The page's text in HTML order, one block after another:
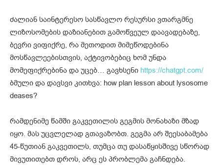
ძალიან საინტერესო სასწავლო რესურსი ვთარგმნე
ლიზოსომების დაზიანებით გამოწვეულ დაავადებაზე,
ბევრი ვიფიქრე, რა მეთოდით მიმეწოდებინა
მოსწავლეებისთვის, აქტივობებიც ხომ უნდა
მომეფიქრებინა და უცებ… გავხსენი https://chatgpt.com/
ბმული და დავსვი კითხვა: how plan lesson about lysosome
deases?
რამდენიმე წამში გაკვეთილის გეგმის მონახაზი მზად
იყო. მას უცვლელად გთავაზობთ. გეგმა არ შეესაბამება
45-წუთიან გაკვეთილს, თუმცა თუ დასაწყისშივე სწორად
მივუთითებთ დროს, არც ეს პრობლემა გაჩნდება.